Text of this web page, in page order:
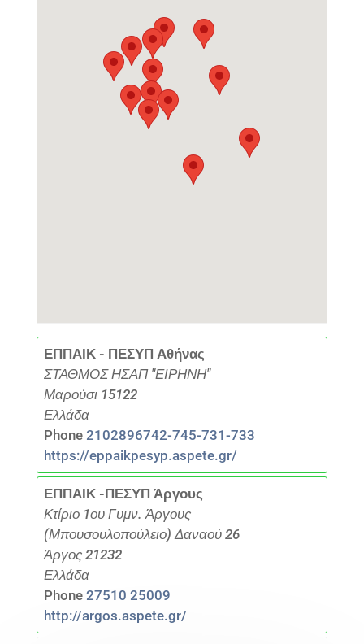
ΕΠΠΑΙΚ - ΠΕΣΥΠ Αθήνας
ΣΤΑΘΜΟΣ ΗΣΑΠ "ΕΙΡΗΝΗ"
Μαρούσι 15122
Ελλάδα
Phone 2102896742-745-731-733
https://eppaikpesyp.aspete.gr/
ΕΠΠΑΙΚ -ΠΕΣΥΠ Άργους
Κτίριο 1ου Γυμν. Άργους
(Μπουσουλοπούλειο) Δαναού 26
Άργος 21232
Ελλάδα
Phone 27510 25009
http://argos.aspete.gr/